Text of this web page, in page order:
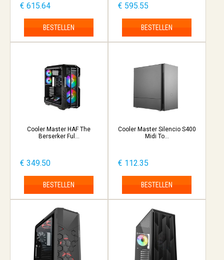
€ 615.64
BESTELLEN
€ 595.55
BESTELLEN
Cooler Master HAF The
Berserker Ful...
€ 349.50
BESTELLEN
Cooler Master Silencio S400
Midi To...
€ 112.35
BESTELLEN